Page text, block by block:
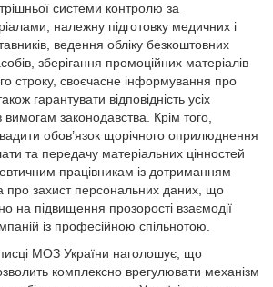
системи контролю за
належну підготовку медичних і
ведення обліку безкоштовних
зберігання промоційних матеріалів
строку, своєчасне інформування про
гарантувати відповідність усіх
вимогам законодавства. Крім того,
обов’язок щорічного оприлюднення
та передачу матеріальних цінностей
працівникам із дотриманням
про захист персональних даних, що
на підвищення прозорості взаємодії
із професійною спільнотою.
МОЗ України наголошує, що
комплексно врегулювати механізм